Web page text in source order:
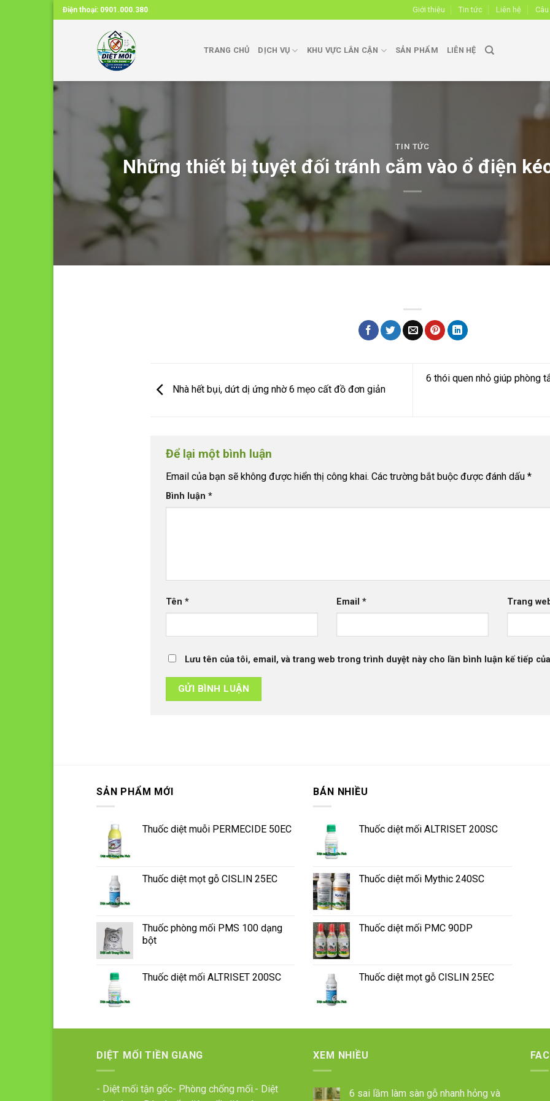
Skip
to
Điện thoại: 0901.000.380 Giới thiệu Tin tức Liên hệ
TRANG CHỦ DỊCH VỤ KHU VỰC LÂN CẬN SẢN PHẨM LIÊN HỆ
TIN TỨC
Những thiết bị tuyệt đối tránh cắm vào ổ điện
Nhà hết bụi, dứt dị ứng nhờ 6 mẹo cất đồ đơn giản
6 thói quen nhỏ giúp phòng
Để lại một bình luận
Email của bạn sẽ không được hiển thị công khai. Các trường bắt buộc được đánh dấu*
Bình luận*
Tên* Email* Trang
Lưu tên của tôi, email, và trang web trong trình duyệt này cho lần bình luận kế tiếp
SẢN PHẨM MỚI
Thuốc diệt muỗi PERMECIDE 50EC
Thuốc diệt mọt gỗ CISLIN 25EC
Thuốc phòng mối PMS 100 dạng
bột
Thuốc diệt mối ALTRISET 200SC
BÁN NHIỀU
Thuốc diệt mối ALTRISET 200SC
Thuốc diệt mối Mythic 240SC
Thuốc diệt mối PMC 90DP
Thuốc diệt mọt gỗ CISLIN 25EC
DIỆT MỐI TIỀN GIANG
- Diệt mối tận gốc- Phòng chống mối.- Diệt
XEM NHIỀU
6 sai lầm làm sàn gỗ nhanh hỏng và